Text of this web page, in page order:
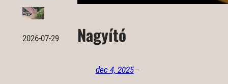
2026-07-29 Nagyító
dec 4, 2025—